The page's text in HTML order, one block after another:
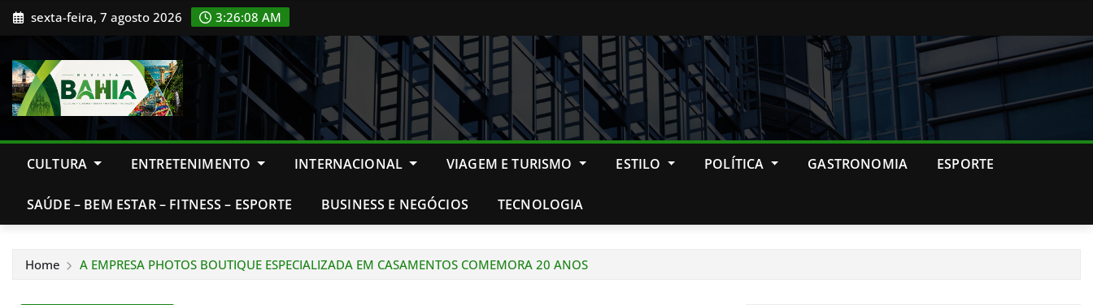
Skip sexta-feira, 7 agosto 2026 3:26:10 AM
CULTURA ENTRETENIMENTO INTERNACIONAL VIAGEM E TURISMO ESTILO POLÍTICA GASTRONOMIA ESPORTE
SAÚDE – BEM ESTAR – FITNESS – ESPORTE BUSINESS E NEGÓCIOS TECNOLOGIA
Home A EMPRESA PHOTOS BOUTIQUE ESPECIALIZADA EM CASAMENTOS COMEMORA 20 ANOS